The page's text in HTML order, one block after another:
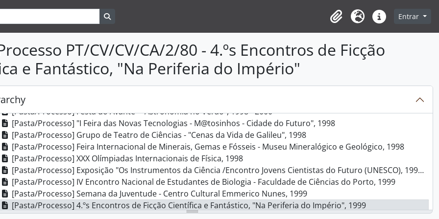
Clipboard
Idioma Ligações rápidas
Entrar
PT/CV/CV/CA/2/80 - 4.ºs Encontros de Ficção
e Fantástico, "Na Periferia do Império"
[Pasta/Processo] Concurso "Cartão de Boas Festas", 1997
[Pasta/Processo] Fourth European Summerschool in Science Education, 1997
[Pasta/Processo] Semana da Educação, 1998
[Pasta/Processo] Forum "National Youth Leadersip Forum on Medicine", 1998
[Pasta/Processo] Internatinal Conference Copenhagen - "Pratical Word in Science Education - The Face of Science in Schools", 1998
[Pasta/Processo] "Comunicação/Comunicações" - Exposição Interactiva, 1998 - 2000
[Pasta/Processo] Festa do Avante - "Astronomia no Verão", 1998 - 2000
[Pasta/Processo] "I Feira das Novas Tecnologias - M@tosinhos - Cidade do Futuro", 1998
[Pasta/Processo] Grupo de Teatro de Ciências - "Cenas da Vida de Galileu", 1998
[Pasta/Processo] Feira Internacional de Minerais, Gemas e Fósseis - Museu Mineralógico e Geológico, 1998
[Pasta/Processo] XXX Olímpiadas Internacionais de Física, 1998
[Pasta/Processo] Exposição "Os Instrumentos da Ciência /Encontro Jovens Cientistas do Futuro (UNESCO), 1998 - 2001
[Pasta/Processo] IV Encontro Nacional de Estudantes de Biologia - Faculdade de Ciências do Porto, 1999
[Pasta/Processo] Semana da Juventude - Centro Cultural Emmerico Nunes, 1999
[Pasta/Processo] 4.ºs Encontros de Ficção Científica e Fantástico, "Na Periferia do Império", 1999